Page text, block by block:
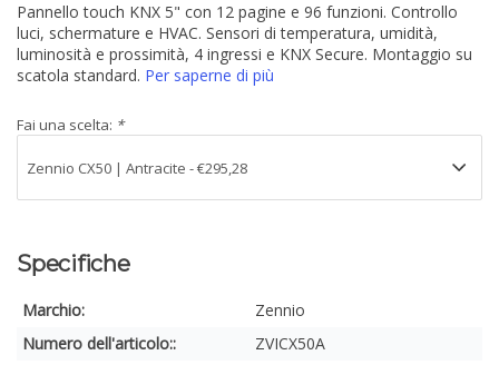
Pannello touch KNX 5" con 12 pagine e 96 funzioni. Controllo
luci, schermature e HVAC. Sensori di temperatura, umidità,
luminosità e prossimità, 4 ingressi e KNX Secure. Montaggio su
scatola standard. Per saperne di più
Fai una scelta: *
Specifiche
Marchio:
Zennio
Numero dell'articolo::
ZVICX50A